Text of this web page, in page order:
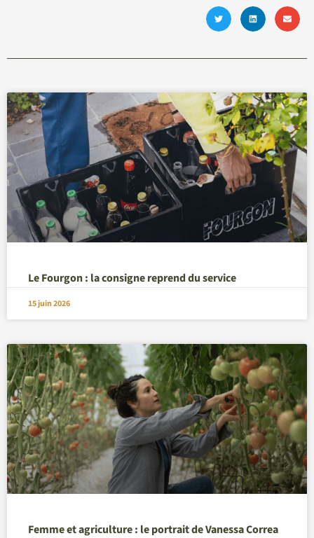
Le Fourgon : la consigne reprend du service
15 juin 2026
Femme et agriculture : le portrait de Vanessa Correa